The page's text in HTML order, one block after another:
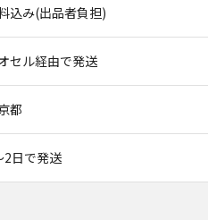
込み(出品者負担)
セル経由で発送
都
2日で発送